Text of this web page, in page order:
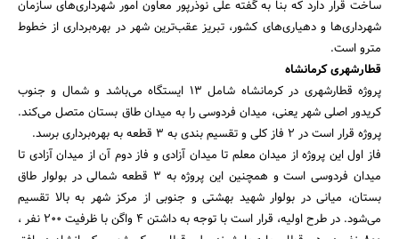
ساخت قرار دارد که بنا به گفته علی نوذرپور معاون امور شهرداری‌های سازمان
شهرداری‌ها و دهیاری‌های کشور، تبریز عقب‌ترین شهر در بهره‌برداری از خطوط
مترو است.
قطارشهری کرمانشاه
پروژه قطارشهری در کرمانشاه شامل ۱3 ایستگاه می‌باشد و شمال و جنوب
کریدور اصلی شهر یعنی، میدان فردوسی را به میدان طاق بستان متصل می‌کند.
پروژه قرار است در 2 فاز کلی و تقسیم بندی به 3 قطعه به بهره‌برداری برسد.
فاز اول این پروژه از میدان معلم تا میدان آزادی و فاز دوم آن از میدان آزادی تا
میدان فردوسی است و همچنین این پروژه به 3 قطعه شمالی در بولوار طاق
بستان، میانی در بولوار شهید بهشتی و جنوبی از مرکز شهر به بالا تقسیم
می‌شود. در طرح اولیه، قرار است با توجه به داشتن ۴ واگن با ظرفیت ۲۰۰ نفر ،